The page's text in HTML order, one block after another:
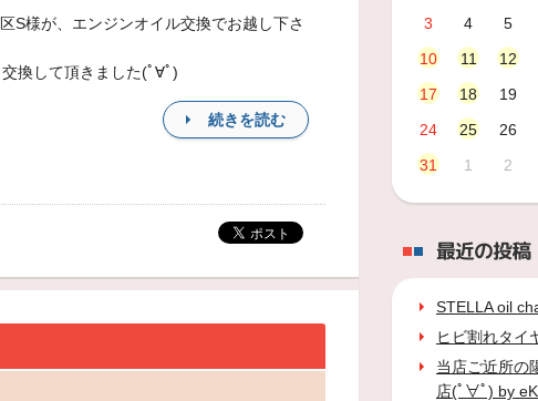
S様が、エンジンオイル交換でお越し下さ
換して頂きました(ﾟ∀ﾟ)
続きを読む
3
4 5
10
11 12
17
18 19
24
25 26
31
1 2
最近の投稿
STELLA oil
ヒビ割れタイ
当店ご近所の
店(ﾟ∀ﾟ) by